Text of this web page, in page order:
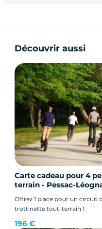
Découvrir aussi
Carte cadeau pour 4
terrain - Pessac-
Offrez 1 place pour un circuit
trottinette tout-terrain !
196 €